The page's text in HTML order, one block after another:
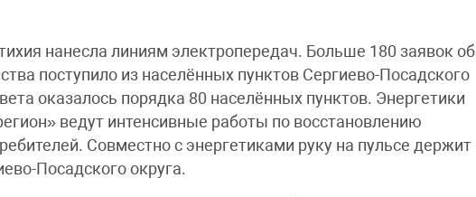
нанесла линиям электропередач. Больше 180 заявок об
поступило из населённых пунктов Сергиево-Посадского
оказалось порядка 80 населённых пунктов. Энергетики
ведут интенсивные работы по восстановлению
Совместно с энергетиками руку на пульсе держит
Посадского округа.